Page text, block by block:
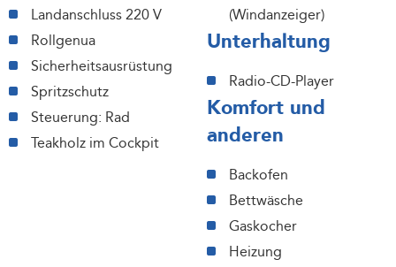
Landanschluss 220 V
Rollgenua
Sicherheitsausrüstung
Spritzschutz
Steuerung: Rad
Teakholz im Cockpit
(Windanzeiger)
Unterhaltung
Radio-CD-Player
Komfort und
anderen
Backofen
Bettwäsche
Gaskocher
Heizung